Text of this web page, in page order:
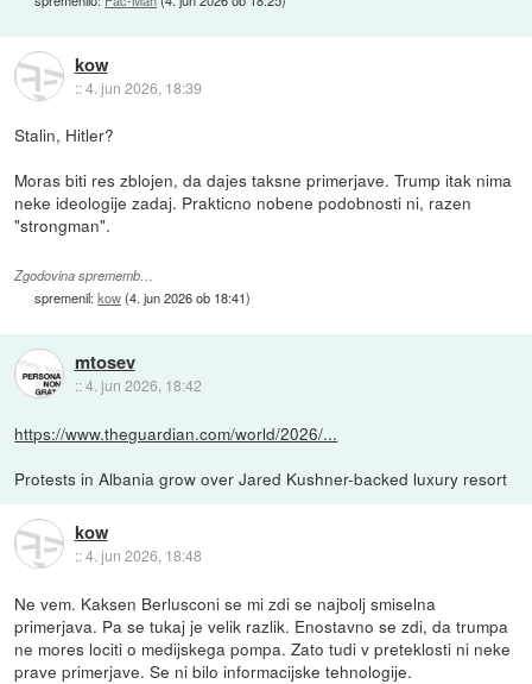
kow
::4. jun 2026, 18:39
Stalin, Hitler?
Moras biti res zblojen, da dajes taksne primerjave. Trump itak nima
neke ideologije zadaj. Prakticno nobene podobnosti ni, razen
"strongman".
Zgodovina sprememb…
spremenil:kow(4. jun 2026 ob 18:41)
mtosev
::4. jun 2026, 18:42
https://www.theguardian.com/world/2026/...
Protests in Albania grow over Jared Kushner-backed luxury resort
kow
::4. jun 2026, 18:48
Ne vem. Kaksen Berlusconi se mi zdi se najbolj smiselna
primerjava. Pa se tukaj je velik razlik. Enostavno se zdi, da trumpa
ne mores lociti o medijskega pompa. Zato tudi v preteklosti ni neke
prave primerjave. Se ni bilo informacijske tehnologije.